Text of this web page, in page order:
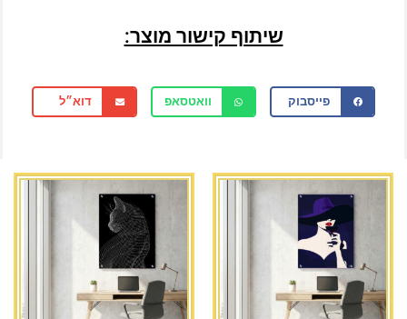
שיתוף קישור מוצר:
פייסבוק וואטסאפ דוא״ל